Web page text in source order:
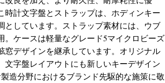
計文字盤とストラップは、ホディンキー
としています。ストラップ素材には、ウブ
ケースは軽量なグレード5マイクロビーズ
デザインを継承しています。オリジナル
字盤レイアウトにも新しいキーデザイン
造分野におけるブランド先駆的な施策に敬